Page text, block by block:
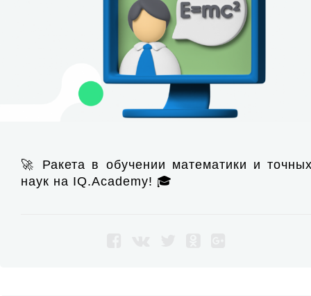
🚀 Ракета в обучении математики и
наук на IQ.Academy! 🎓